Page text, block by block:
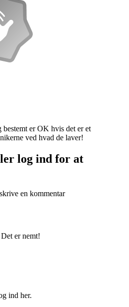
bestemt er OK hvis det er et
ved hvad de laver!
log ind for at
en kommentar
er nemt!
ind her.